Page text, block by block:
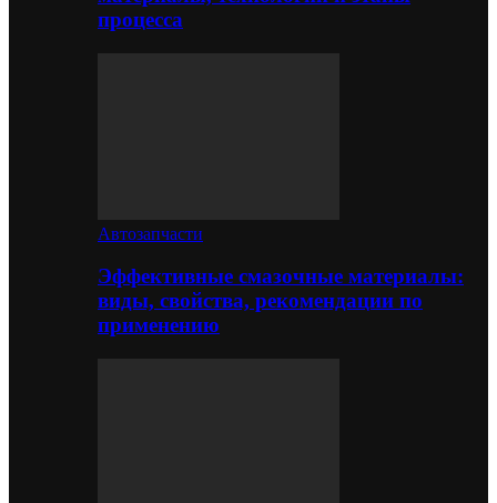
процесса
Автозапчасти
Эффективные смазочные материалы:
виды, свойства, рекомендации по
применению